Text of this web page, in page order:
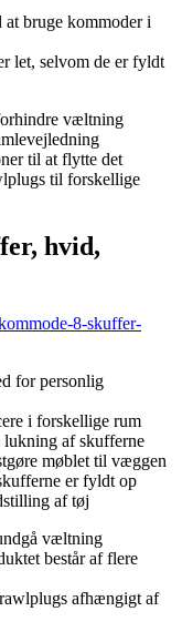
bruge kommoder i
let, selvom de er fyldt
væltning
til at flytte det
til forskellige
hvid,
8-skuffer-
for personlig
i forskellige rum
af skufferne
møblet til væggen
er fyldt op
af tøj
væltning
består af flere
afhængigt af